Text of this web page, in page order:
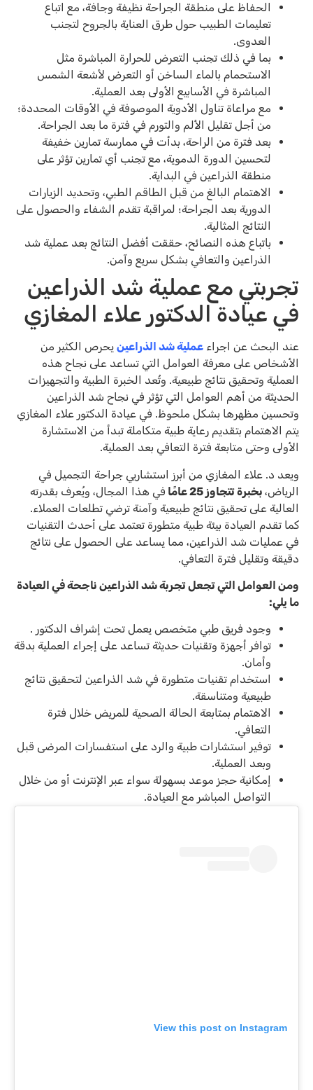
الحفاظ على منطقة الجراحة نظيفة وجافة، مع اتباع
تعليمات الطبيب حول طرق العناية بالجروح لتجنب
العدوى.
بما في ذلك تجنب التعرض للحرارة المباشرة مثل
الاستحمام بالماء الساخن أو التعرض لأشعة الشمس
المباشرة في الأسابيع الأولى بعد العملية.
مع مراعاة تناول الأدوية الموصوفة في الأوقات المحددة؛
من أجل تقليل الألم والتورم في فترة ما بعد الجراحة.
بعد فترة من الراحة، بدأت في ممارسة تمارين خفيفة
لتحسين الدورة الدموية، مع تجنب أي تمارين تؤثر على
منطقة الذراعين في البداية.
الاهتمام البالغ من قبل الطاقم الطبي، وتحديد الزيارات
الدورية بعد الجراحة؛ لمراقبة تقدم الشفاء والحصول على
النتائج المثالية.
باتباع هذه النصائح، حققت أفضل النتائج بعد عملية شد
الذراعين والتعافي بشكل سريع وآمن.
تجربتي مع عملية شد الذراعين
في عيادة الدكتور علاء المغازي
عند البحث عن اجراء عملية شد الذراعين يحرص الكثير من
الأشخاص على معرفة العوامل التي تساعد على نجاح هذه
العملية وتحقيق نتائج طبيعية. وتُعد الخبرة الطبية والتجهيزات
الحديثة من أهم العوامل التي تؤثر في نجاح شد الذراعين
وتحسين مظهرها بشكل ملحوظ. في عيادة الدكتور علاء المغازي
يتم الاهتمام بتقديم رعاية طبية متكاملة تبدأ من الاستشارة
الأولى وحتى متابعة فترة التعافي بعد العملية.
ويعد د. علاء المغازي من أبرز استشاريي جراحة التجميل في
الرياض، بخبرة تتجاوز 25 عامًا
في هذا المجال، ويُعرف بقدرته
العالية على تحقيق نتائج طبيعية وآمنة ترضي تطلعات العملاء.
كما تقدم العيادة بيئة طبية متطورة تعتمد على أحدث التقنيات
في عمليات شد الذراعين، مما يساعد على الحصول على نتائج
دقيقة وتقليل فترة التعافي.
ومن العوامل التي تجعل تجربة شد الذراعين ناجحة في العيادة
ما يلي:
وجود فريق طبي متخصص يعمل تحت إشراف الدكتور .
توافر أجهزة وتقنيات حديثة تساعد على إجراء العملية بدقة
وأمان.
استخدام تقنيات متطورة في شد الذراعين لتحقيق نتائج
طبيعية ومتناسقة.
الاهتمام بمتابعة الحالة الصحية للمريض خلال فترة
التعافي.
توفير استشارات طبية والرد على استفسارات المرضى قبل
وبعد العملية.
إمكانية حجز موعد بسهولة سواء عبر الإنترنت أو من خلال
التواصل المباشر مع العيادة.
View this post on Instagram